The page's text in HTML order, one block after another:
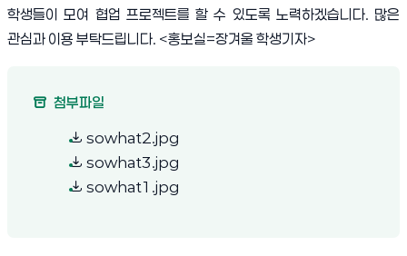
학생들이 모여 협업 프로젝트를 할 수 있도록 노력하겠습니다. 많은
관심과 이용 부탁드립니다. <홍보실=장겨울 학생기자>
첨부파일
sowhat2.jpg
sowhat3.jpg
sowhat1.jpg